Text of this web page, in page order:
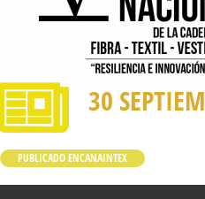
30
PUBLICADO ENCANAINTEX